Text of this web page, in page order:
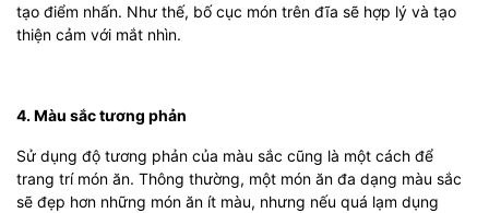
tạo điểm nhấn. Như thế, bố cục món trên đĩa sẽ hợp lý và tạo
thiện cảm với mắt nhìn.
4. Màu sắc tương phản
Sử dụng độ tương phản của màu sắc cũng là một cách để
trang trí món ăn. Thông thường, một món ăn đa dạng màu sắc
sẽ đẹp hơn những món ăn ít màu, nhưng nếu quá lạm dụng